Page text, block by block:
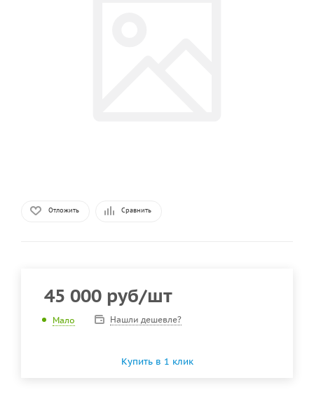
Отложить Сравнить
45 000 руб/шт
Мало Нашли дешевле?
Купить в 1 клик